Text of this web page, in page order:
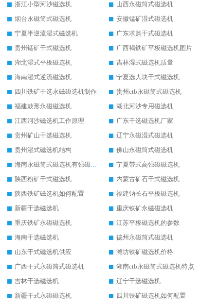
浙江小型河沙磁选机
山西永磁筒式磁选机
烟台永磁筒式磁选机
安徽锰矿湿式磁选机
宁夏半逆流湿式磁选机
广东求购干式磁选机
贵州锰矿干式磁选机
广西褐铁矿平板磁选机图片
湖北湿式平板磁选机
吉林湿式磁选机质量
海南湿式逆流磁选机
宁夏选大块干式磁选机
四川铁矿干选永磁磁选机制作
贵州ctb永磁筒式磁选机
福建鼓形永磁磁选机
湖北河沙专用磁选机
江西河沙磁选机工作原理
广东干选磁选机厂家
贵州矿山干选磁选机
辽宁永磁湿式磁选机
贵州湿式磁选机结构
佛山永磁筒式磁选机
海南永磁筒式磁选机有强磁的吗
宁夏带式高强磁磁选机
陕西粉矿干式磁选机
内蒙古矿石干式磁选机
陕西铁矿磁选机如何配置
福建钠长石平板磁选机
新疆干选磁选机
重庆铁矿永磁磁选机
重庆铁矿永磁磁选机
江苏平板磁选机的参数
海南干选磁选机
德州永磁筒式磁选机
山东干式磁选机供应
潍坊铁矿磁选机价格
广西干式永磁筒式磁选机
湖南ctb永磁筒式磁选机特点
吉林干选磁选机
辽宁干选磁选机
新疆干式永磁磁选机
四川铁矿磁选机如何配置